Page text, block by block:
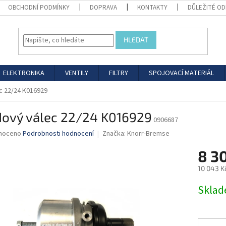
OBCHODNÍ PODMÍNKY DOPRAVA KONTAKTY DŮLEŽITÉ
HLEDAT
ELEKTRONIKA VENTILY FILTRY SPOJOVACÍ MATERIÁL
22/24 K016929
válec 22/24 K016929 0906687
Podrobnosti hodnocení Značka: Knorr-Bremse
8
10 043
cena: